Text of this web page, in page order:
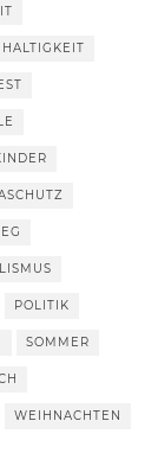
POLITIK
SOMMER
WEIHNACHTEN